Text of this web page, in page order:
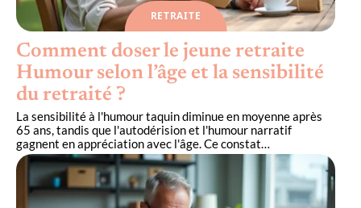
RETRAITE
Comment doser le jeune retraite
Humour selon l’âge et la sensibilité
du retraité ?
La sensibilité à l'humour taquin diminue en moyenne après
65 ans, tandis que l'autodérision et l'humour narratif
gagnent en appréciation avec l'âge. Ce constat…